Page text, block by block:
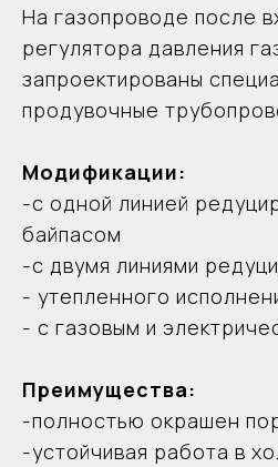
Функциональная схема
На газопроводе после
регулятора давления
запроектированы
продувочные
Модификации:
-с одной линией
байпасом
-с двумя линиями
- утепленного
- с газовым и
Преимущества:
-полностью окрашен
-устойчивая работа в